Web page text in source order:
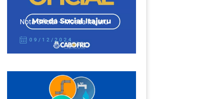
Nota Oficial – Moeda Itajuru
09/12/2024